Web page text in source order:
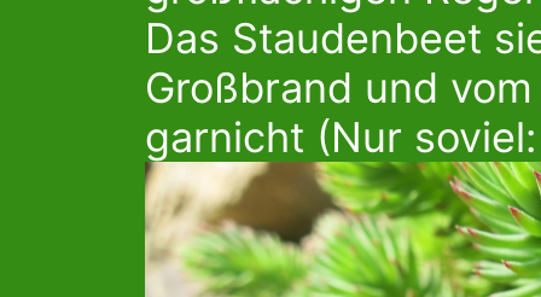
Das Staudenbeet
Großbrand und
garnicht (Nur